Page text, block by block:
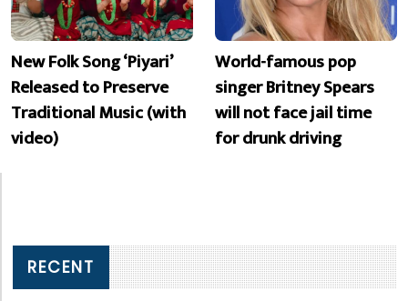
New Folk Song ‘Piyari’
Released to Preserve
Traditional Music (with
video)
World-famous pop
singer Britney Spears
will not face jail time
for drunk driving
RECENT